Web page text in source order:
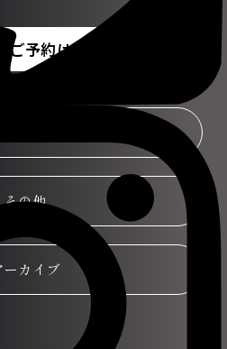
ご予約はこちら
その他
ーカイブ